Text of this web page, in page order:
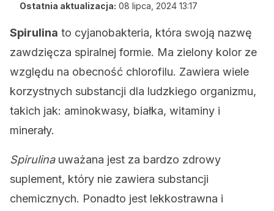
Ostatnia aktualizacja: 08 lipca, 2024 13:17
Spirulina to cyjanobakteria, która swoją nazwę
zawdzięcza spiralnej formie. Ma zielony kolor ze
względu na obecność chlorofilu. Zawiera wiele
korzystnych substancji dla ludzkiego organizmu,
takich jak: aminokwasy, białka, witaminy i
minerały.
Spirulinauważana jest za bardzo zdrowy
suplement, który nie zawiera substancji
chemicznych. Ponadto jest lekkostrawna i